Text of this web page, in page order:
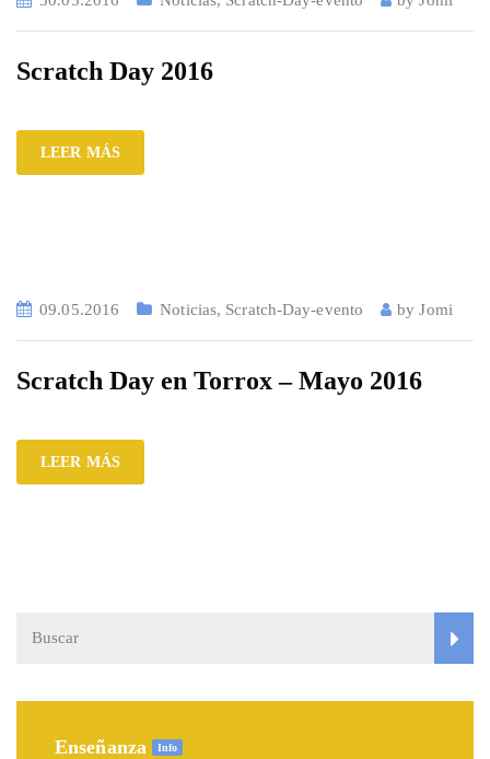
Scratch Day 2016
LEER MÁS
09.05.2016 Noticias, Scratch-Day-evento byJomi
Scratch Day en Torrox – Mayo 2016
LEER MÁS
Enseñanza Info